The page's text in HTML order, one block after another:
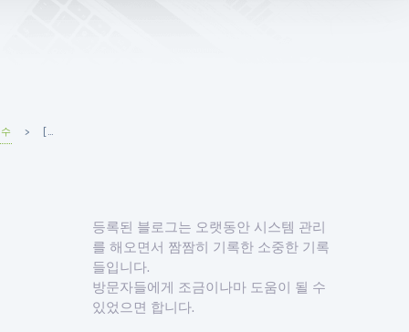
> [우커머스] 다보리 AWS 웹호스팅 서버 관리 대행 서비스
등록된 블로그는 오랫동안 시스템 관리
를 해오면서 짬짬히 기록한 소중한 기록
들입니다.
방문자들에게 조금이나마 도움이 될 수
있었으면 합니다.